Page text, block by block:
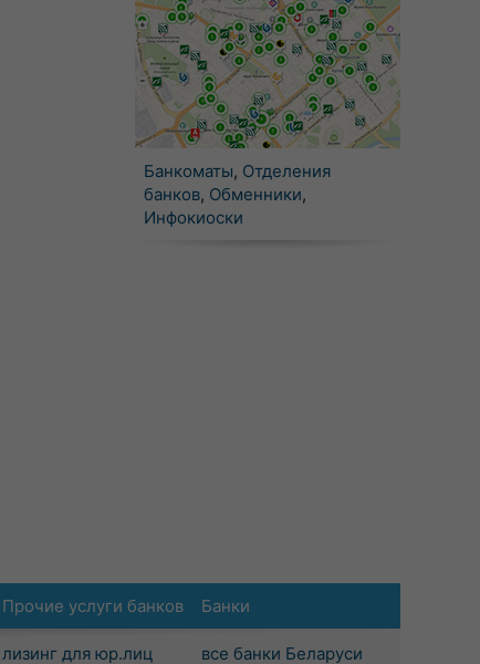
Банкоматы, Отделения
банков, Обменники,
Инфокиоски
Прочие услуги банков
лизинг для юр.лиц
Банки
все банки Беларуси